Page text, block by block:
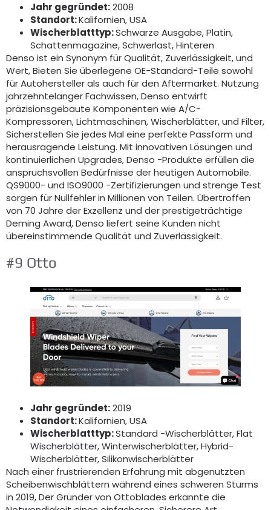
Jahr gegründet:2008
Standort:Kalifornien, USA
Wischerblatttyp:Schwarze Ausgabe, Platin,
Schattenmagazine, Schwerlast, Hinteren
Denso ist ein Synonym für Qualität, Zuverlässigkeit, und
Wert, Bieten Sie überlegene OE-Standard-Teile sowohl
für Autohersteller als auch für den Aftermarket. Nutzung
jahrzehntelanger Fachwissen, Denso entwirft
präzisionsgebaute Komponenten wie A/C-
Kompressoren, Lichtmaschinen, Wischerblätter, und Filter,
Sicherstellen Sie jedes Mal eine perfekte Passform und
herausragende Leistung. Mit innovativen Lösungen und
kontinuierlichen Upgrades, Denso -Produkte erfüllen die
anspruchsvollen Bedürfnisse der heutigen Automobile.
QS9000- und ISO9000 -Zertifizierungen und strenge Test
sorgen für Nullfehler in Millionen von Teilen. Übertroffen
von 70 Jahre der Exzellenz und der prestigeträchtige
Deming Award, Denso liefert seine Kunden nicht
übereinstimmende Qualität und Zuverlässigkeit.
#9 Otto
Jahr gegründet:2019
Standort:Kalifornien, USA
Wischerblatttyp:Standard -Wischerblätter, Flat
Wischerblätter, Winterwischerblätter, Hybrid-
Wischerblätter, Silikonwischerblätter
Nach einer frustrierenden Erfahrung mit abgenutzten
Scheibenwischblättern während eines schweren Sturms
in 2019, Der Gründer von Ottoblades erkannte die